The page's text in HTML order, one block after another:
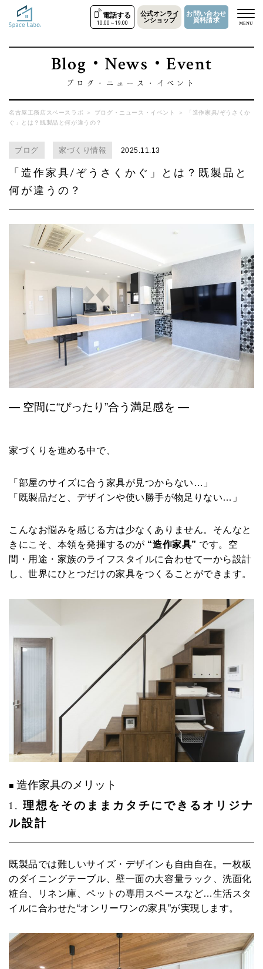
電話する
10:00～19:00
公式オンライ
ンショップ
お問い合わせ
資料請求
MENU
Blog・News・Event
ブログ・ニュース・イベント
名古屋工務店スペースラボ ＞ ブログ・ニュース・イベント ＞
「造作家具/ぞうさくか
ぐ」とは？既製品と何が違うの？
ブログ 家づくり情報 2025.11.13
「造作家具/ぞうさくかぐ」とは？既製品と
何が違うの？
― 空間に“ぴったり”合う満足感を ―
家づくりを進める中で、
「部屋のサイズに合う家具が見つからない…」
「既製品だと、デザインや使い勝手が物足りない…」
こんなお悩みを感じる方は少なくありません。そんなと
きにこそ、本領を発揮するのが “造作家具” です。空
間・用途・家族のライフスタイルに合わせて一から設計
し、世界にひとつだけの家具をつくることができます。
■ 造作家具のメリット
1. 理想をそのままカタチにできるオリジナ
ル設計
既製品では難しいサイズ・デザインも自由自在。一枚板
のダイニングテーブル、壁一面の大容量ラック、洗面化
粧台、リネン庫、ペットの専用スペースなど…生活スタ
イルに合わせた“オンリーワンの家具”が実現します。